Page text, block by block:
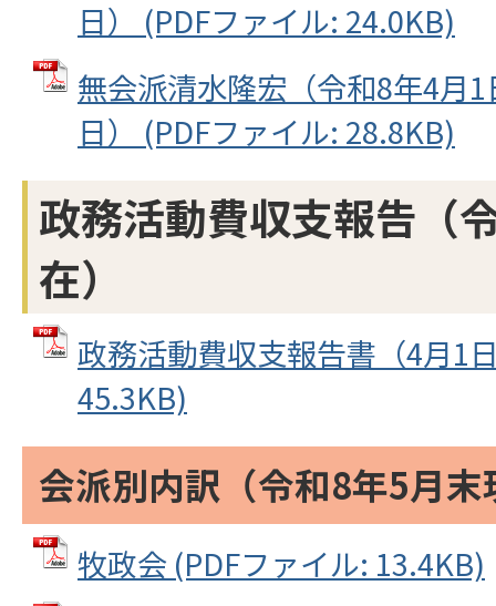
日） (PDFファイル: 24.0KB)
無会派清水隆宏（令和8年4月
日） (PDFファイル: 28.8KB)
政務活動費収支報告（
在）
政務活動費収支報告書（4月1
45.3KB)
会派別内訳（令和8年5月末
牧政会 (PDFファイル: 13.4KB)